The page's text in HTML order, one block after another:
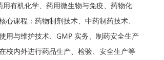
有机化学、药用微生物与免疫、药物化
课程：药物制剂技术、中药制药技术、
用与维护技术、GMP 实务、制药安全生产
校内外进行药品生产、检验、安全生产等